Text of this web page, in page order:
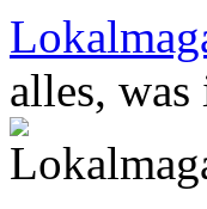
Zum
Inhalt
springen
alles,